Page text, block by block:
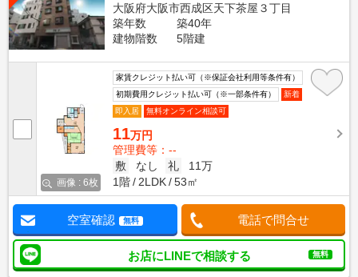
大阪府大阪市西成区天下茶屋３丁目
築年数
築40年
建物階数
5階建
画像 : 6枚
家賃クレジット払い可（※保証会社利用等条件有）
初期費用クレジット払い可（※一部条件有）
新着
即入居
無料オンライン相談可
11万円
管理費等：--
敷
なし 礼
11万
1階
2LDK 53㎡
空室確認 無料 電話で問合せ
お店にLINEで相談する 無料